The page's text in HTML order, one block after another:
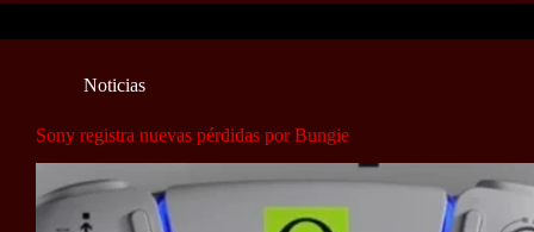
Noticias
Sony registra nuevas pérdidas por Bungie